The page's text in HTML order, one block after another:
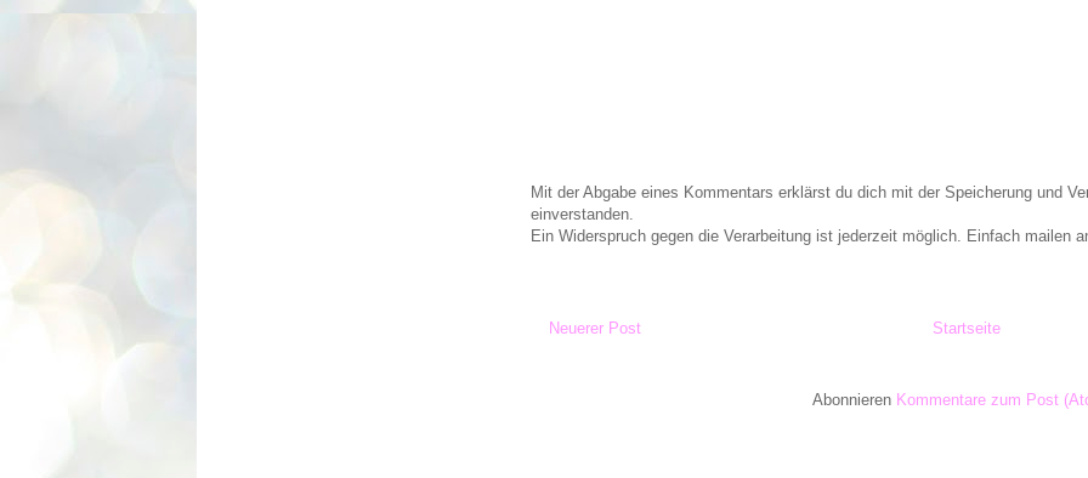
Mit der Abgabe eines Kommentars erklärst du dich mit der Speicherung und
einverstanden.
Ein Widerspruch gegen die Verarbeitung ist jederzeit möglich. Einfach mailen
Neuerer Post Startseite
Abonnieren Kommentare zum Post